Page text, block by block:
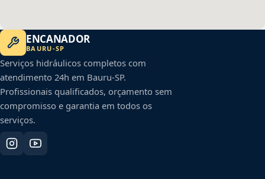
ENCANADOR
BAURU-SP
Serviços hidráulicos completos com
atendimento 24h em Bauru-SP.
Profissionais qualificados, orçamento sem
compromisso e garantia em todos os
serviços.